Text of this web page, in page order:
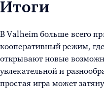
Итоги
В Valheim больше всего
кооперативный режим,
открывают новые
увлекательной и
простая игра может